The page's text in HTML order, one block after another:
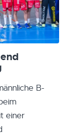
B-
einer